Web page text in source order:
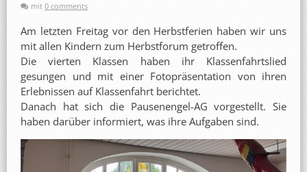
mit 0 comments
Am letzten Freitag vor den Herbstferien haben wir uns
mit allen Kindern zum Herbstforum getroffen.
Die vierten Klassen haben ihr Klassenfahrtslied
gesungen und mit einer Fotopräsentation von ihren
Erlebnissen auf Klassenfahrt berichtet.
Danach hat sich die Pausenengel-AG vorgestellt. Sie
haben darüber informiert, was ihre Aufgaben sind.